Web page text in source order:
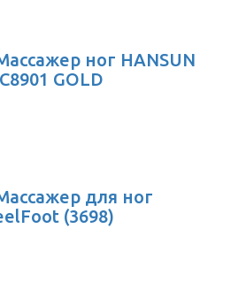
ног HANSUN
GOLD
для ног
(3698)